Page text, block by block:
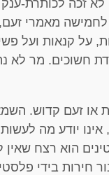
לא זכה לכותרת-
לחמישה מאמרי
על קנאות ועל
חשוכים. מר לא
או זעם קדוש.
יודע מה
הוא רצח
בידי